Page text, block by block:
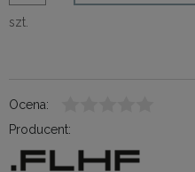
szt.
Ocena:
Producent: